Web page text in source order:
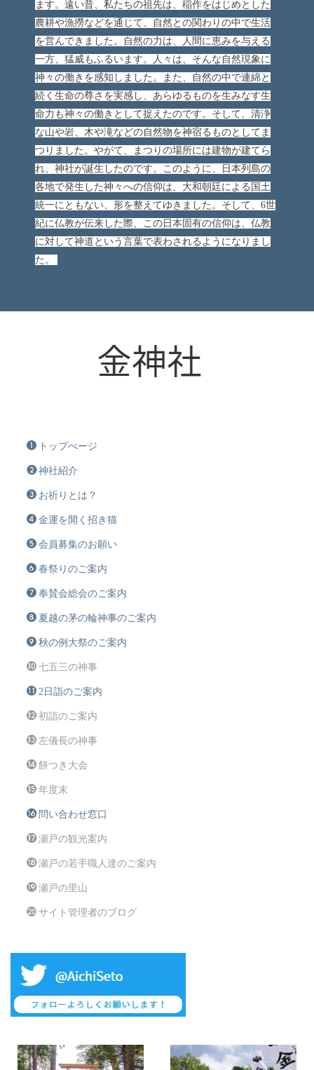
ます。遠い昔、私たちの祖先は、稲作をはじめとした
農耕や漁撈などを通じて、自然との関わりの中で生活
を営んできました。自然の力は、人間に恵みを与える
一方、猛威もふるいます。人々は、そんな自然現象に
神々の働きを感知しました。また、自然の中で連綿と
続く生命の尊さを実感し、あらゆるものを生みなす生
命力も神々の働きとして捉えたのです。そして、清浄
な山や岩、木や滝などの自然物を神宿るものとしてま
つりました。やがて、まつりの場所には建物が建てら
れ、神社が誕生したのです。このように、日本列島の
各地で発生した神々への信仰は、大和朝廷による国土
統一にともない、形を整えてゆきました。そして、6世
紀に仏教が伝来した際、この日本固有の信仰は、仏教
に対して神道という言葉で表わされるようになりまし
た。
トップぺージ
神社紹介
お祈りとは？
金運を開く招き猫
会員募集のお願い
春祭りのご案内
奉賛会総会のご案内
夏越の茅の輪神事のご案内
秋の例大祭のご案内
七五三の神事
2日詣のご案内
初詣のご案内
左儀長の神事
餅つき大会
年度末
問い合わせ窓口
瀬戸の観光案内
瀬戸の若手職人達のご案内
瀬戸の里山
サイト管理者のブログ